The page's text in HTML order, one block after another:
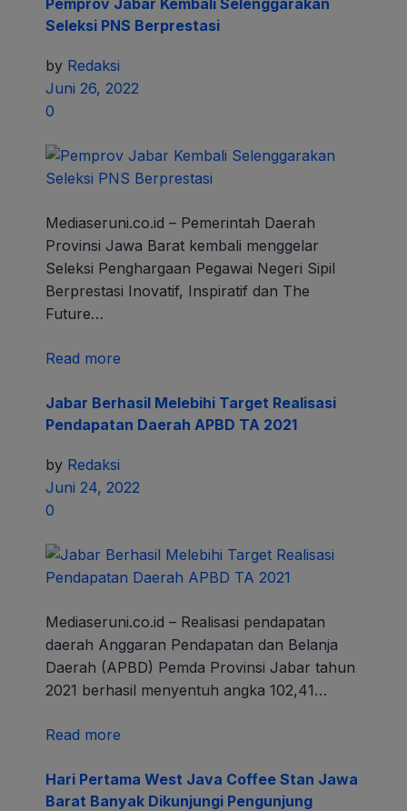
Pemprov Jabar Kembali Selenggarakan
Seleksi PNS Berprestasi
by Redaksi
Juni 26, 2022
0
Mediaseruni.co.id – Pemerintah Daerah
Provinsi Jawa Barat kembali menggelar
Seleksi Penghargaan Pegawai Negeri Sipil
Berprestasi Inovatif, Inspiratif dan The
Future…
Read more
Jabar Berhasil Melebihi Target Realisasi
Pendapatan Daerah APBD TA 2021
by Redaksi
Juni 24, 2022
0
Mediaseruni.co.id – Realisasi pendapatan
daerah Anggaran Pendapatan dan Belanja
Daerah (APBD) Pemda Provinsi Jabar tahun
2021 berhasil menyentuh angka 102,41…
Read more
Hari Pertama West Java Coffee Stan Jawa
Barat Banyak Dikunjungi Pengunjung